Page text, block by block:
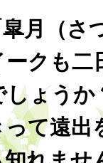
月（さ
クも二
ょうか
て遠出